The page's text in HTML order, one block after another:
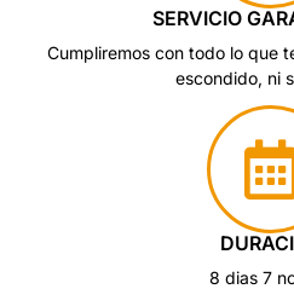
SERVICIO
Cumpliremos con todo lo que
escondido, ni
8 dias 7